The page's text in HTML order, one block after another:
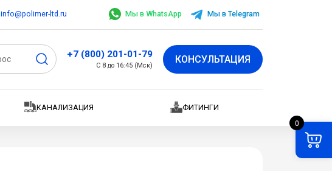
0
info@polimer-ltd.ru Мы в WhatsApp Мы в Telegram
+7 (800) 201-01-79
С 8 до 16:45 (Мск)
КОНСУЛЬТАЦИЯ
КАНАЛИЗАЦИЯ ФИТИНГИ